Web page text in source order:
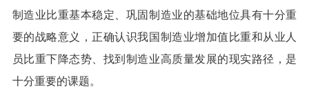
制造业比重基本稳定、巩固制造业的基础地位具有十分重
要的战略意义，正确认识我国制造业增加值比重和从业人
员比重下降态势、找到制造业高质量发展的现实路径，是
十分重要的课题。